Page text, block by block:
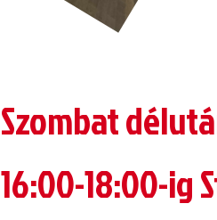
Szombat
16:00-18:00-ig